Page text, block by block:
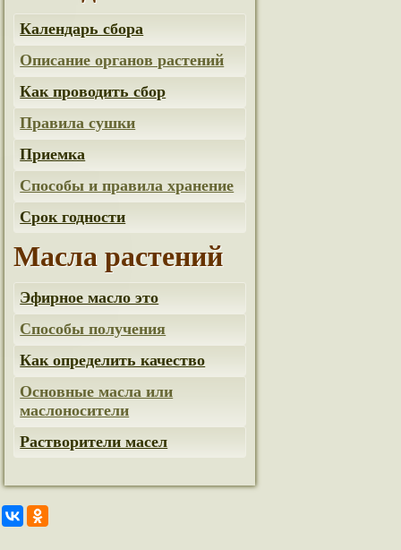
Календарь сбора
Описание органов растений
Как проводить сбор
Правила сушки
Приемка
Способы и правила хранение
Срок годности
Масла растений
Эфирное масло это
Способы получения
Как определить качество
Основные масла или
маслоносители
Растворители масел